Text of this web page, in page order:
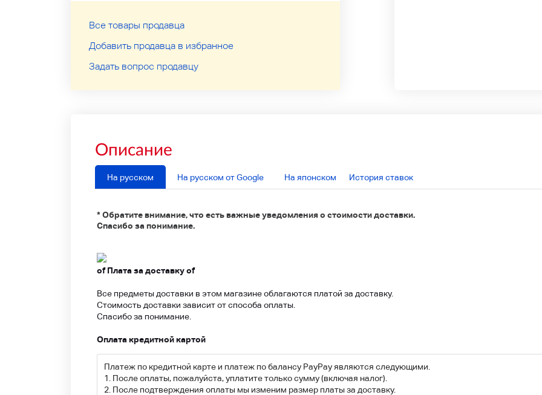
Все товары продавца
Добавить продавца в избранное
Задать вопрос продавцу
Описание
На русском На русском от Google На японском История ставок
* Обратите внимание, что есть важные уведомления о стоимости доставки.
Спасибо за понимание.
of Плата за доставку of
Все предметы доставки в этом магазине облагаются платой за доставку.
Стоимость доставки зависит от способа оплаты.
Спасибо за понимание.
Оплата кредитной картой
Платеж по кредитной карте и платеж по балансу PayPay являются следующими.
1. После оплаты, пожалуйста, уплатите только сумму (включая налог).
2. После подтверждения оплаты мы изменим размер платы за доставку.